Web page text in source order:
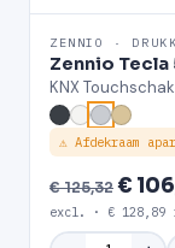
ZENNIO ·
Zennio Tecla
KNX
⚠ Afdekraam
€ 125,32€
excl. · € 128,89